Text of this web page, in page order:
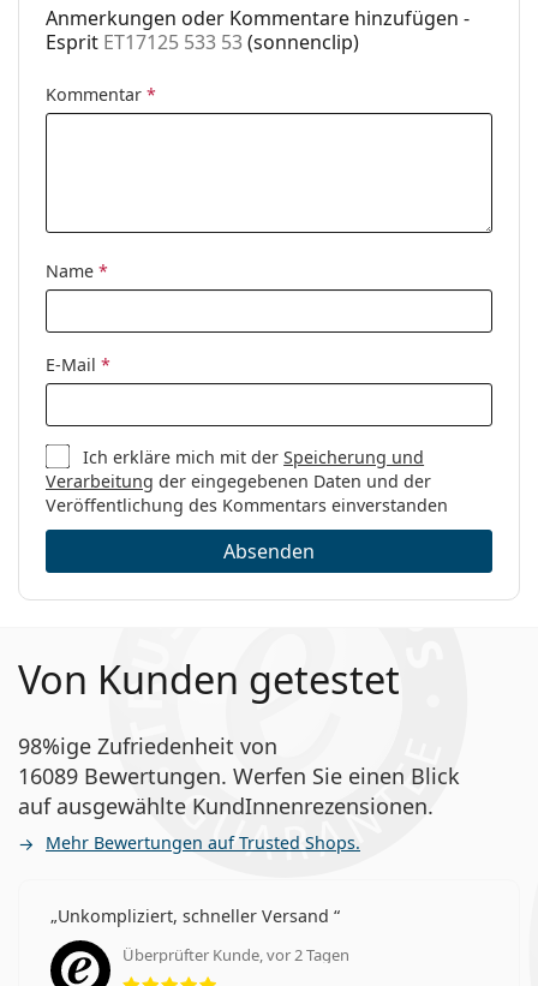
Entdecken Sie das gesamte Sortiment derBrillen , um
weitere Modelle zu finden, oder nutzen Sie unseren
benötigen.
Etui:
Ja
Weiteres
Marke:
Esprit
Code:
Anmerkungen oder Kommentare hinzufügen -
Esprit ET17125 533 53(sonnenclip)
Kommentar *
Name *
E-Mail *
Ich erkläre mich mit derSpeicherung und
Verarbeitung der eingegebenen Daten und der
Veröffentlichung des Kommentars einverstanden
Absenden
Von Kunden getestet
98%ige Zufriedenheit von
16089 Bewertungen. Werfen Sie einen Blick
auf ausgewählte KundInnenrezensionen.
Mehr Bewertungen auf Trusted Shops.
Unkompliziert, schneller Versand
Überprüfter Kunde, vor 2 Tagen
Bewertung 5 aus 5